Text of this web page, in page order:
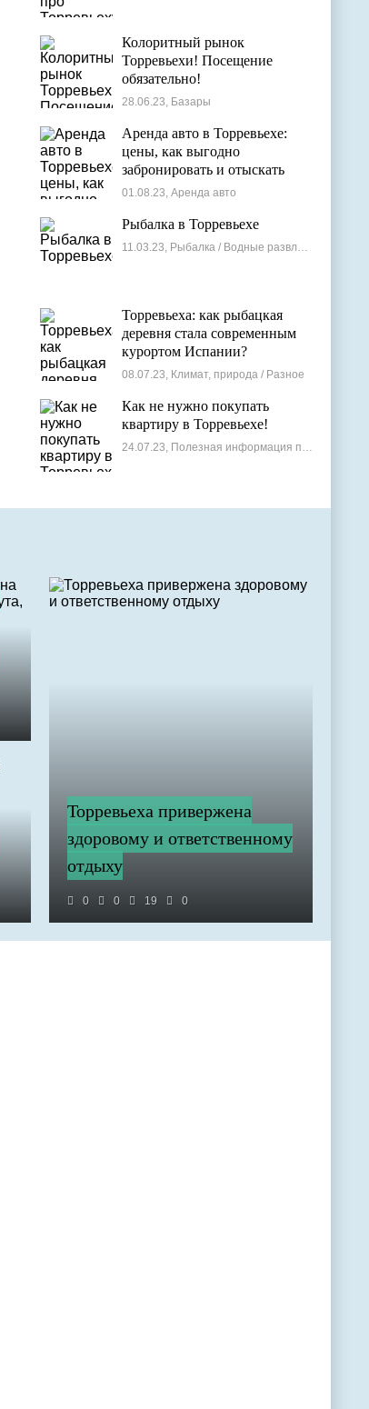
Колоритный рынок
Торревьехи! Посещение
обязательно!
28.06.23, Базары
Аренда авто в Торревьехе:
цены, как выгодно
забронировать и отыскать
лучшие варианты
01.08.23, Аренда авто
Рыбалка в Торревьехе
11.03.23, Рыбалка / Водные развлечения
Торревьеха: как рыбацкая
деревня стала современным
курортом Испании?
08.07.23, Климат, природа / Разное
Как не нужно покупать
квартиру в Торревьехе!
24.07.23, Полезная информация по недвижимости
Торревьеха привержена
здоровому и ответственному
отдыху
0 0 19 0